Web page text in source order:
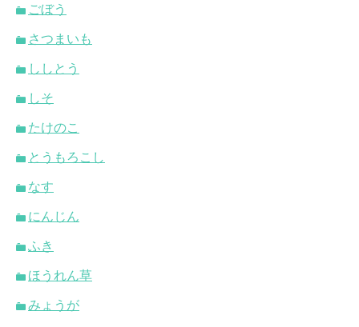
ごぼう
さつまいも
ししとう
しそ
たけのこ
とうもろこし
なす
にんじん
ふき
ほうれん草
みょうが